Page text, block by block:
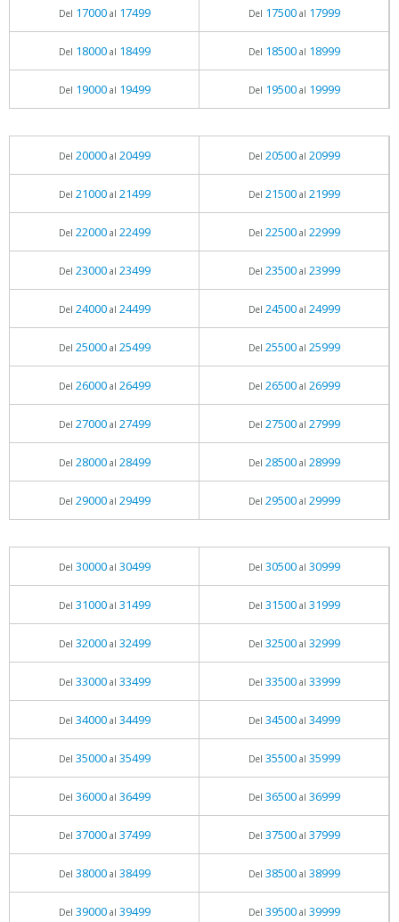
Del 17000al 17499 Del 17500al 17999
Del 18000al 18499 Del 18500al 18999
Del 19000al 19499 Del 19500al 19999
Del 20000al 20499 Del 20500al 20999
Del 21000al 21499 Del 21500al 21999
Del 22000al 22499 Del 22500al 22999
Del 23000al 23499 Del 23500al 23999
Del 24000al 24499 Del 24500al 24999
Del 25000al 25499 Del 25500al 25999
Del 26000al 26499 Del 26500al 26999
Del 27000al 27499 Del 27500al 27999
Del 28000al 28499 Del 28500al 28999
Del 29000al 29499 Del 29500al 29999
Del 30000al 30499 Del 30500al 30999
Del 31000al 31499 Del 31500al 31999
Del 32000al 32499 Del 32500al 32999
Del 33000al 33499 Del 33500al 33999
Del 34000al 34499 Del 34500al 34999
Del 35000al 35499 Del 35500al 35999
Del 36000al 36499 Del 36500al 36999
Del 37000al 37499 Del 37500al 37999
Del 38000al 38499 Del 38500al 38999
Del 39000al 39499 Del 39500al 39999